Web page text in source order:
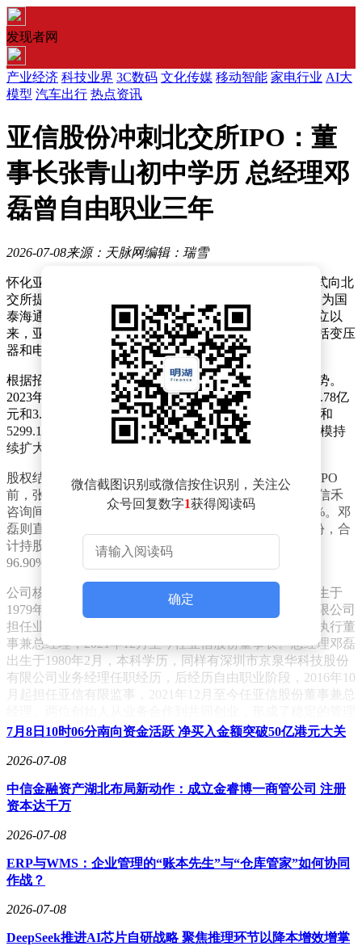
发现者网
产业经济 科技业界 3C数码 文化传媒 移动智能 家电行业 AI大
模型 汽车出行 热点资讯
亚信股份冲刺北交所IPO：董
事长张青山初中学历 总经理邓
磊曾自由职业三年
2026-07-08来源：天脉网编辑：瑞雪
怀化亚信科技股份有限公司（简称“亚信股份”）近日正式向北
交所提交了IPO申请，计划募集资金3.09亿元，保荐机构为国
泰海通，保荐代表人为方军和王里刚。自2009年11月成立以
来，亚信股份始终专注于磁性元器件领域，主要产品包括变压
器和电感器，广泛应用于电子设备制造行业。
根据招股书披露，亚信股份近年来业绩呈现稳步增长态势。
2023年至2025年期间，公司营业收入分别为2.57亿元、2.78亿
元和3.79亿元，净利润分别为3689.98万元、1401.42万元和
5299.16万元。虽然净利润存在一定波动，但整体收入规模持
续扩大，显示出较强的市场竞争力。
股权结构方面，公司实际控制人为张青山和邓磊。截至IPO
前，张青山直接持有亚信股份48.0769%的股份，并通过信禾
咨询间接持有0.4087%的股份，合计持股比例达48.4856%。邓
磊则直接持有48.0769%的股份，间接持有0.3365%的股份，合
计持股比例为48.4135%。两人直接及间接合计持有公司
96.90%的股份，形成了绝对控股地位。
公司核心管理层具有丰富的行业经验。董事长张青山出生于
1979年12月，初中学历，曾在深圳市京泉华科技股份有限公司
担任业务经理，2009年11月起参与亚信有限创立并担任执行董
事兼总经理，2021年12月至今任亚信股份董事长。总经理邓磊
出生于1980年2月，本科学历，同样有深圳市京泉华科技股份
有限公司业务经理任职经历，后经历自由职业阶段，2016年10
月起担任亚信有限监事，2021年12月至今任亚信股份董事兼总
团队架构。
微信截图识别或微信按住识别，关注公
众号回复数字1获得阅读码
确定
7月8日10时06分南向资金活跃 净买入金额突破50亿港元大关
2026-07-08
中信金融资产湖北布局新动作：成立金睿博一商管公司 注册
资本达千万
2026-07-08
ERP与WMS：企业管理的“账本先生”与“仓库管家”如何协同
作战？
2026-07-08
DeepSeek推进AI芯片自研战略 聚焦推理环节以降本增效增掌